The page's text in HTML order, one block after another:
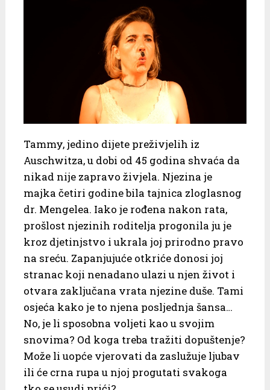
Tammy, jedino dijete preživjelih iz
Auschwitza, u dobi od 45 godina shvaća da
nikad nije zapravo živjela. Njezina je
majka četiri godine bila tajnica zloglasnog
dr. Mengelea. Iako je rođena nakon rata,
prošlost njezinih roditelja progonila ju je
kroz djetinjstvo i ukrala joj prirodno pravo
na sreću. Zapanjujuće otkriće donosi joj
stranac koji nenadano ulazi u njen život i
otvara zaključana vrata njezine duše. Tami
osjeća kako je to njena posljednja šansa…
No, je li sposobna voljeti kao u svojim
snovima? Od koga treba tražiti dopuštenje?
Može li uopće vjerovati da zaslužuje ljubav
ili će crna rupa u njoj progutati svakoga